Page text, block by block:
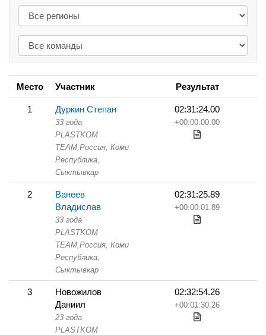
Место Участник Результат
1 Дуркин Степан
33 года
PLASTKOM
TEAM,Россия, Коми
Республика,
Сыктывкар
02:31:24.00
+00:00:00.00
2
Ванеев
Владислав
33 года
PLASTKOM
TEAM,Россия, Коми
Республика,
Сыктывкар
02:31:25.89
+00:00:01.89
3
Новожилов
Даниил
23 года
PLASTKOM
02:32:54.26
+00:01:30.26